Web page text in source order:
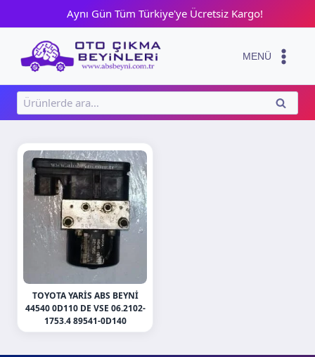
content
Aynı Gün Tüm Türkiye'ye Ücretsiz Kargo!
MENÜ
Ara:
ARA
TOYOTA YARIS ABS BEYNI
44540 0D110 DE VSE 06.2102-
1753.4 89541-0D140